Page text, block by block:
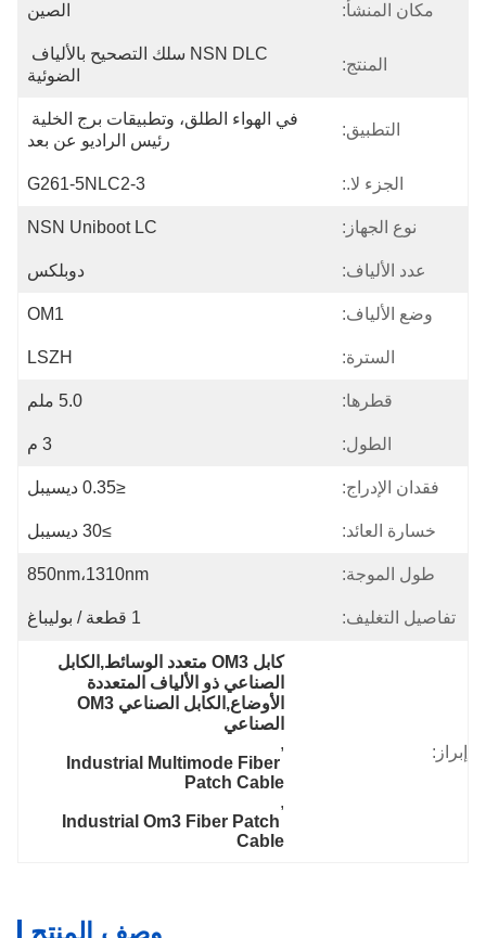
مكان المنشأ: الصين
المنتج:
NSN DLC سلك التصحيح بالألياف
الضوئية
التطبيق:
في الهواء الطلق، وتطبيقات برج الخلية
رئيس الراديو عن بعد
الجزء لا.: G261-5NLC2-3
نوع الجهاز: NSN Uniboot LC
عدد الألياف: دوبلكس
وضع الألياف: OM1
السترة: LSZH
قطرها: 5.0 ملم
الطول: 3 م
فقدان الإدراج: ≤0.35 ديسيبل
خسارة العائد: ≥30 ديسيبل
طول الموجة: 850nm،1310nm
تفاصيل التغليف: 1 قطعة / بوليباغ
إبراز:
كابل OM3 متعدد الوسائط,الكابل
الصناعي ذو الألياف المتعددة
الأوضاع,الكابل الصناعي OM3
الصناعي
,
Industrial Multimode Fiber
Patch Cable
,
Industrial Om3 Fiber Patch
Cable
وصف المنتج